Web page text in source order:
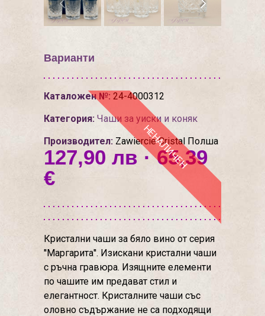
Варианти
Каталожен №: 24-4000312
Категория: Чаши за уиски и коняк
Производител: Zawiercie Cristal Полша
127,90 лв · 65,39
€
НЕНАЛИЧЕН
Кристални чаши за бяло вино от серия
''Маргарита''. Изискани кристални чаши
с ръчна гравюра. Изящните елементи
по чашите им предават стил и
елегантност. Кристалните чаши със
оловно съдържание не са подходящи